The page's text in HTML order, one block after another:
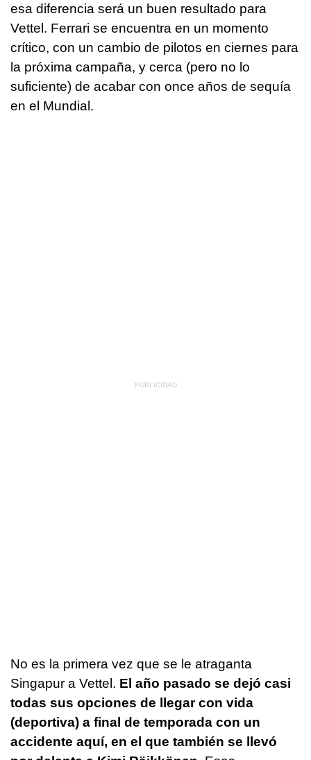
esa diferencia será un buen resultado para
Vettel. Ferrari se encuentra en un momento
crítico, con un cambio de pilotos en ciernes para
la próxima campaña, y cerca (pero no lo
suficiente) de acabar con once años de sequía
en el Mundial.
No es la primera vez que se le atraganta
Singapur a Vettel. El año pasado se dejó casi
todas sus opciones de llegar con vida
(deportiva) a final de temporada con un
accidente aquí, en el que también se llevó